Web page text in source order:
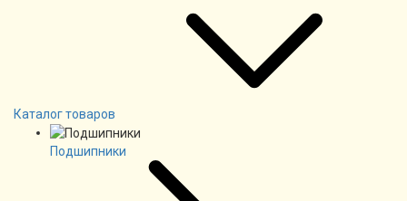
Каталог товаров
Подшипники